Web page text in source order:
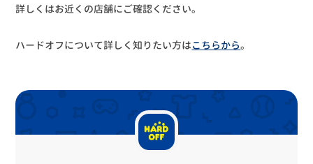
詳しくはお近くの店舗にご確認ください。
ハードオフについて詳しく知りたい方はこちらから。